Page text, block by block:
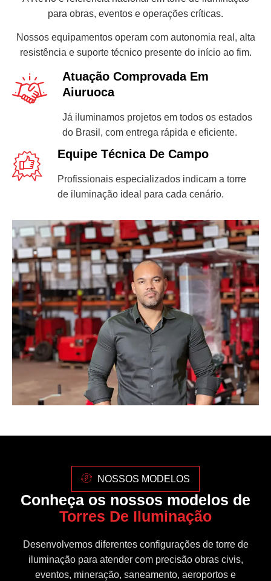
para obras, eventos e operações críticas.
Nossos equipamentos operam com autonomia real, alta
resistência e suporte técnico presente do início ao fim.
Atuação Comprovada Em
Aiuruoca
Já iluminamos projetos em todos os estados
do Brasil, com entrega rápida e eficiente.
Equipe Técnica De Campo
Profissionais especializados indicam a torre
de iluminação ideal para cada cenário.
NOSSOS MODELOS
Conheça os nossos modelos de
Torres De Iluminação
Desenvolvemos diferentes configurações de torre de
iluminação para atender com precisão obras civis,
eventos, mineração, saneamento, aeroportos e